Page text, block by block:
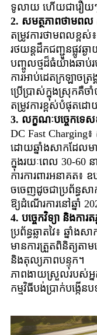
ទូលាយ ហើយជារឿយៗ
2. សមត្ថភាពថាមពល
តម្រូវការថាមពលខ្ព
រថយន្តដឹកជញ្ជូនផ្លូវឆ្ង
បញ្ចូលថ្មដ៏ធំយ៉ាងឆា
ការអាប់ដេតក្រឡាចត្
ប្រើប្រាស់ក្នុងស្រុកគឺចាំ
តម្រូវការខ្ពស់បំផុតដោ
3. លក្ខណៈបច្ចេកទ
DC Fast Charging
ដោយឆ្នាំងសាកដែលម
ក្នុងរយៈពេល 30-60 ន
ការការពារអនាគត៖
ចចេញដូចជាប្រព័ន្ធសា
ឱ្យដំណើរការនៅឆ្នាំ
4. បច្ចេកវិទ្យា និងការត
ប្រព័ន្ធឆ្លាតវៃ៖ ឆ្នាំ
មានការត្រួតពិនិត្យតា
និងតុល្យភាពបន្ទុក។
ភាពងាយស្រួលរបស់អ្ន
កម្មវិធីបង់ប្រាក់បង្កើ